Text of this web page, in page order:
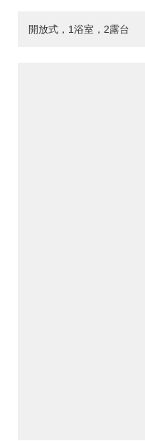
開放式，1浴室，2露台